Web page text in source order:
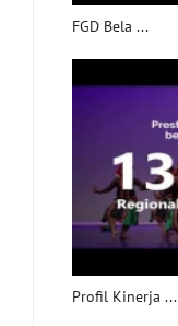
FGD Bela ...
Profil Kinerja ...